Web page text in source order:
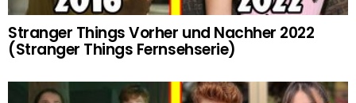
Stranger Things Vorher und Nachher 2022
(Stranger Things Fernsehserie)